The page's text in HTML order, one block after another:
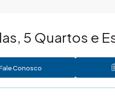
5 Quartos e
Conosco